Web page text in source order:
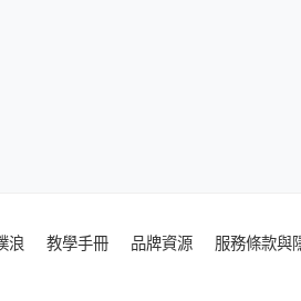
浪 教學手冊 品牌資源 服務條款與